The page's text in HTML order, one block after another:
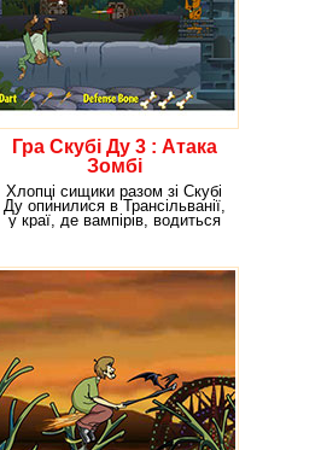
Гра Скубі Ду 3 : Атака
Зомбі
Хлопці сищики разом зі Скубі
Ду опинилися в Трансільванії,
у краї, де вампірів, водиться